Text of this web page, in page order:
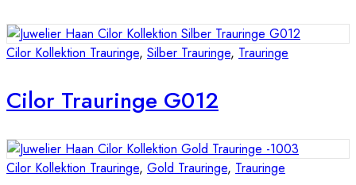
Cilor Kollektion Trauringe, Silber Trauringe, Trauringe
Cilor Trauringe G012
Cilor Kollektion Trauringe, Gold Trauringe, Trauringe